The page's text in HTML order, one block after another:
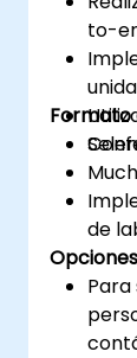
to-
Formato
de